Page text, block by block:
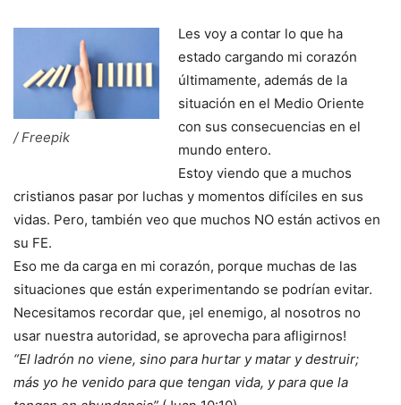
/ Freepik
Les voy a contar lo que ha
estado cargando mi corazón
últimamente, además de la
situación en el Medio Oriente
con sus consecuencias en el
mundo entero.
Estoy viendo que a muchos
cristianos pasar por luchas y momentos difíciles en sus
vidas. Pero, también veo que muchos NO están activos en
su FE.
Eso me da carga en mi corazón, porque muchas de las
situaciones que están experimentando se podrían evitar.
Necesitamos recordar que, ¡el enemigo, al nosotros no
usar nuestra autoridad, se aprovecha para afligirnos!
“El ladrón no viene, sino para hurtar y matar y destruir;
más yo he venido para que tengan vida, y para que la